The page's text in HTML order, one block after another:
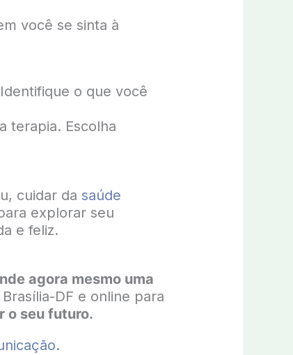
você se sinta à
o que você
terapia. Escolha
cuidar da saúde
explorar seu
e feliz.
agora mesmo uma
DF e online para
o seu futuro.